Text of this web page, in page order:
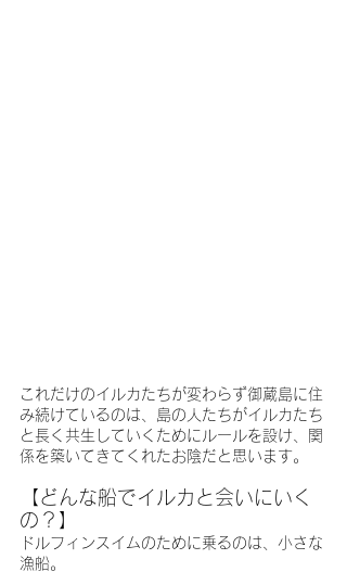
これだけのイルカたちが変わらず御蔵島に住
み続けているのは、島の人たちがイルカたち
と長く共生していくためにルールを設け、関
係を築いてきてくれたお陰だと思います。
【どんな船でイルカと会いにいく
の？】
ドルフィンスイムのために乗るのは、小さな
漁船。